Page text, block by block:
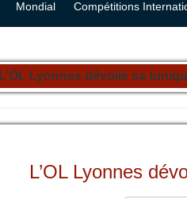
Mondial Compétitions
L’OL Lyonnes dévoile sa
L’OL Lyonnes